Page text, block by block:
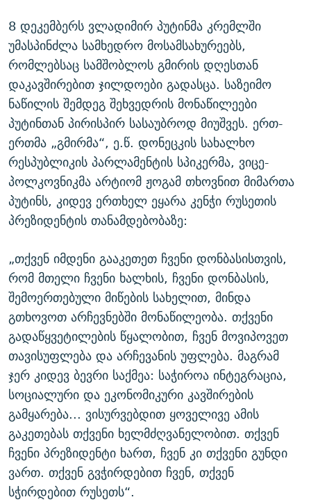
8 დეკემბერს ვლადიმირ პუტინმა კრემლში
უმასპინძლა სამხედრო მოსამსახურეებს,
რომლებსაც სამშობლოს გმირის დღესთან
დაკავშირებით ჯილდოები გადასცა. საზეიმო
ნაწილის შემდეგ შეხვედრის მონაწილეები
პუტინთან პირისპირ სასაუბროდ მიუშვეს. ერთ-
ერთმა „გმირმა“, ე.წ. დონეცკის სახალხო
რესპუბლიკის პარლამენტის სპიკერმა, ვიცე-
პოლკოვნიკმა არტიომ ჟოგამ თხოვნით მიმართა
პუტინს, კიდევ ერთხელ ეყარა კენჭი რუსეთის
პრეზიდენტის თანამდებობაზე:
„თქვენ იმდენი გააკეთეთ ჩვენი დონბასისთვის,
რომ მთელი ჩვენი ხალხის, ჩვენი დონბასის,
შემოერთებული მიწების სახელით, მინდა
გთხოვოთ არჩევნებში მონაწილეობა. თქვენი
გადაწყვეტილების წყალობით, ჩვენ მოვიპოვეთ
თავისუფლება და არჩევანის უფლება. მაგრამ
ჯერ კიდევ ბევრი საქმეა: საჭიროა ინტეგრაცია,
სოციალური და ეკონომიკური კავშირების
გამყარება... ვისურვებდით ყოველივე ამის
გაკეთებას თქვენი ხელმძღვანელობით. თქვენ
ჩვენი პრეზიდენტი ხართ, ჩვენ კი თქვენი გუნდი
ვართ. თქვენ გვჭირდებით ჩვენ, თქვენ
სჭირდებით რუსეთს“.